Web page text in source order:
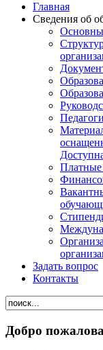
Главная
Сведения об
Платные
Задать вопрос
Контакты
Добро